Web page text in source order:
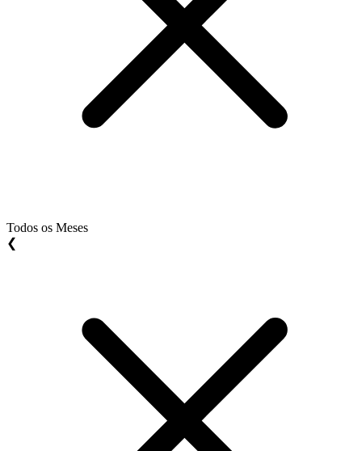
Todos os Meses
❮